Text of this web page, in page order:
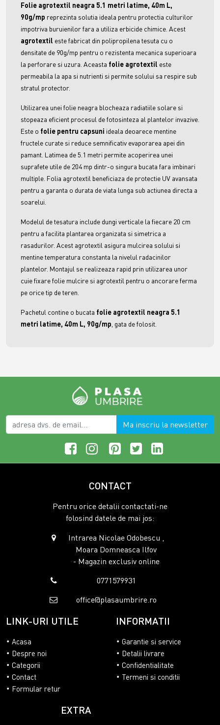
Folie agrotextil neagra 5.1 metri latime, 40m L,
90g/mp reprezinta solutia ideala pentru protectia culturilor
impotriva buruienilor fara a utiliza erbicide chimice. Acest
agrotextil este fabricat din polipropilena tesuta cu o
densitate de 90g/mp pentru o rezistenta mecanica superioara
la perforare si uzura. Aceasta folie agrotextil este
permeabila la apa si nutrienti si permite solului sa respire sub
stratul protector.
Utilizarea unei folie neagra blocheaza radiatiile solare si
stopeaza eficient procesul de fotosinteza al plantelor invazive.
Este o folie pentru capsuni ideala deoarece mentine
fructele curate si reduce semnificativ evaporarea apei din
pamant. Latimea de 5.1 metri permite acoperirea unei
suprafete utile de 204 mp dintr-o singura bucata fara imbinari
multiple. Folia agrotextil beneficiaza de protectie UV avansata
pentru a garanta o durata de viata lunga sub actiunea directa a
soarelui.
Modelul de tesatura include dungi verticale la fiecare 20 cm
pentru a facilita plantarea organizata si simetrica a
rasadurilor. Acest agrotextil asigura mulcirea solului si
mentine temperatura constanta la nivelul radacinilor
plantelor. Montajul se realizeaza rapid prin utilizarea unor
cuie fixare folie mulcire si agrotextil pentru o ancorare ferma
pe orice tip de teren.
Pachetul contine o bucata folie agrotextil neagra 5.1
metri latime, 40m L, 90g/mp , gata de folosit.
Ma inscriu la newsletter
CONTACT
Pentru orice detalii contactati-ne
folosind datele de mai jos:
Intrarea Nicolae Odobescu ,
Moara Domneasca Ilfov
- Magazin exclusiv online
0771579931
office@plasaumbrire.ro
LINK-URI UTILE
Acasa
Despre noi
Categorii
Contact
Formular retur
INFORMATII
Garantie si service
Detalii livrare
Confidentialitate
Termeni si conditii
EXTRA